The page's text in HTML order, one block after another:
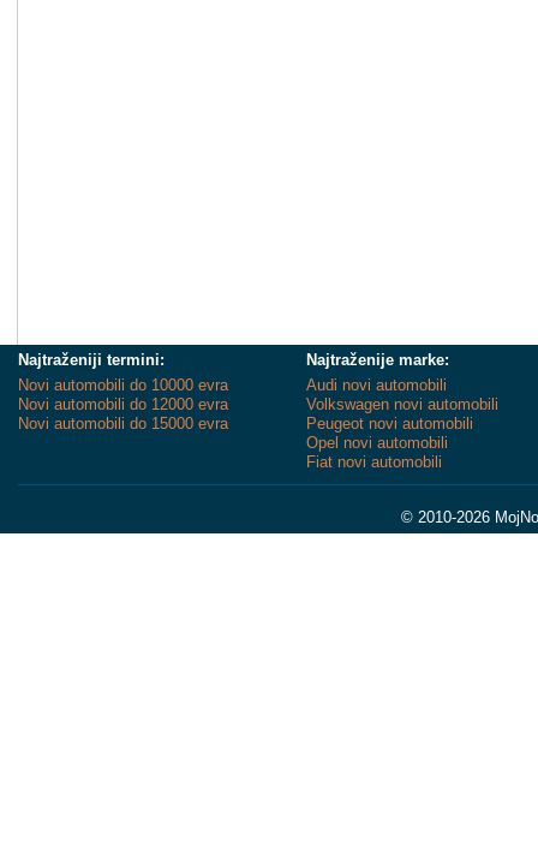
Najtraženiji termini:
Novi automobili do 10000 evra
Novi automobili do 12000 evra
Novi automobili do 15000 evra
Najtraženije marke:
Audi novi automobili
Volkswagen novi automobili
Peugeot novi automobili
Opel novi automobili
Fiat novi automobili
© 2010-2026